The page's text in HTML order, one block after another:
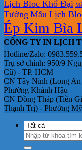
Lịch Bloc Khổ Đại
Tường Mẫu Lịch
Ép Kim Bìa
CÔNG TY IN LỊCH
Hotline/Zalo:
Trụ sở chính: 950/9
Cũ) - TP. HCM
CN Tây Ninh (Long
Phường Khánh Hậu
CN Đồng Tháp (Tiền
Thạnh Trị) - Phường
Tìm
kiếm: